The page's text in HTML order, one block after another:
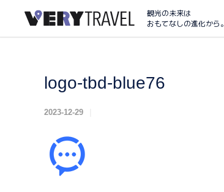
観光の未来は
おもてなしの進化から。
logo-tbd-blue76
2023-12-29